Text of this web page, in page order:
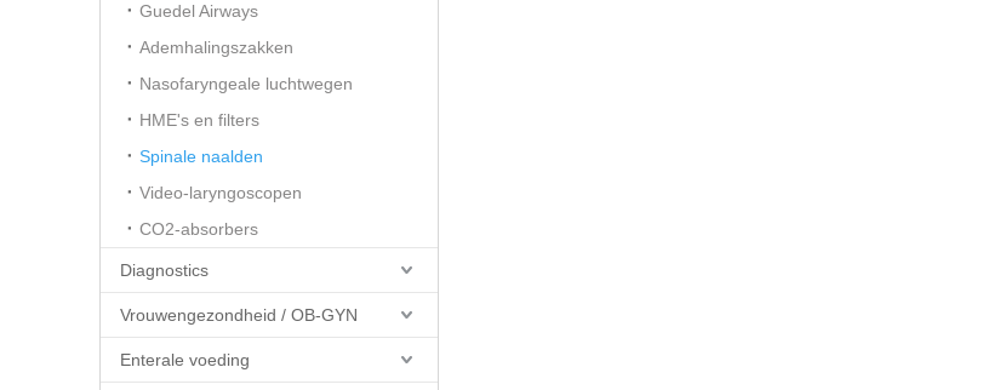
Guedel Airways
Ademhalingszakken
Nasofaryngeale luchtwegen
HME's en filters
Spinale naalden
Video-laryngoscopen
CO2-absorbers
Diagnostics
Vrouwengezondheid / OB-GYN
Enterale voeding